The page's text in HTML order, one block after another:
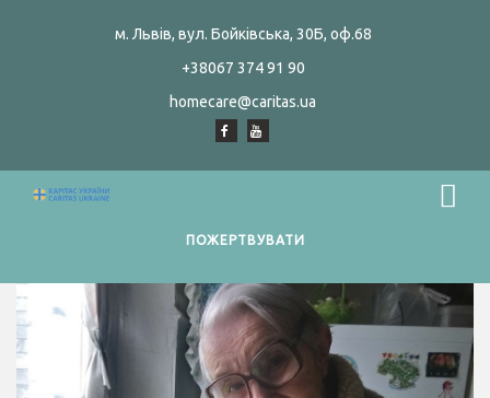
м. Львів, вул. Бойківська, 30Б, оф.68
+38067 374 91 90
homecare@caritas.ua
ПОЖЕРТВУВАТИ